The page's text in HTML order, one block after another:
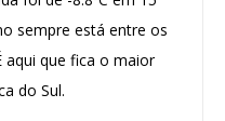
sempre está entre os
aqui que fica o maior
do Sul.